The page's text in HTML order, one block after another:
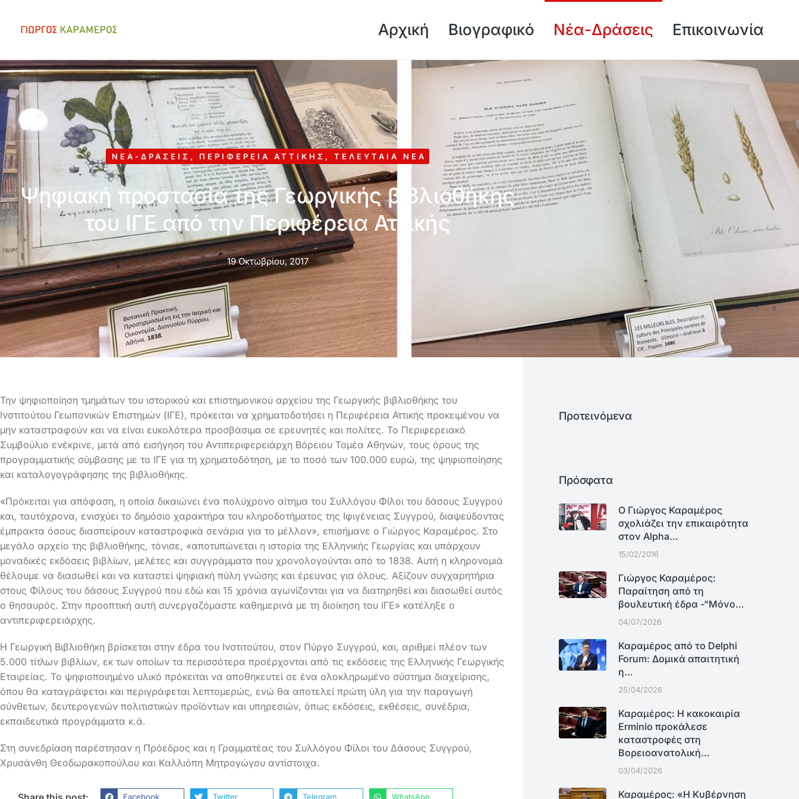
Αρχική Βιογραφικό Νέα-Δράσεις Επικοινωνία
ΝΈΑ-ΔΡΆΣΕΙΣ , ΠΕΡΙΦΈΡΕΙΑ ΑΤΤΙΚΉΣ , ΤΕΛΕΥΤΑΊΑ ΝΈΑ
Ψηφιακή προστασία της Γεωργικής βιβλιοθήκης
του ΙΓΕ από την Περιφέρεια Αττικής
19 Οκτωβρίου, 2017
Την ψηφιοποίηση τμημάτων του ιστορικού και επιστημονικού αρχείου της Γεωργικής βιβλιοθήκης του
Ινστιτούτου Γεωπονικών Επιστημών (ΙΓΕ), πρόκειται να χρηματοδοτήσει η Περιφέρεια Αττικής προκειμένου να
μην καταστραφούν και να είναι ευκολότερα προσβάσιμα σε ερευνητές και πολίτες. Το Περιφερειακό
Συμβούλιο ενέκρινε, μετά από εισήγηση του Αντιπεριφερειάρχη Βόρειου Τομέα Αθηνών, τους όρους της
προγραμματικής σύμβασης με το ΙΓΕ για τη χρηματοδότηση, με το ποσό των 100.000 ευρώ, της ψηφιοποίησης
και καταλογογράφησης της βιβλιοθήκης.
«Πρόκειται για απόφαση, η οποία δικαιώνει ένα πολύχρονο αίτημα του Συλλόγου Φίλοι του δάσους Συγγρού
και, ταυτόχρονα, ενισχύει το δημόσιο χαρακτήρα του κληροδοτήματος της Ιφιγένειας Συγγρού, διαψεύδοντας
έμπρακτα όσους διασπείρουν καταστροφικά σενάρια για το μέλλον», επισήμανε ο Γιώργος Καραμέρος. Στο
μεγάλο αρχείο της βιβλιοθήκης, τόνισε, «αποτυπώνεται η ιστορία της Ελληνικής Γεωργίας και υπάρχουν
μοναδικές εκδόσεις βιβλίων, μελέτες και συγγράμματα που χρονολογούνται από το 1838. Αυτή η κληρονομιά
θέλουμε να διασωθεί και να καταστεί ψηφιακή πύλη γνώσης και έρευνας για όλους. Αξίζουν συγχαρητήρια
στους Φίλους του δάσους Συγγρού που εδώ και 15 χρόνια αγωνίζονται για να διατηρηθεί και διασωθεί αυτός
ο θησαυρός. Στην προοπτική αυτή συνεργαζόμαστε καθημερινά με τη διοίκηση του ΙΓΕ» κατέληξε ο
αντιπεριφερειάρχης.
Η Γεωργική Βιβλιοθήκη βρίσκεται στην έδρα του Ινστιτούτου, στον Πύργο Συγγρού, και, αριθμεί πλέον των
5.000 τίτλων βιβλίων, εκ των οποίων τα περισσότερα προέρχονται από τις εκδόσεις της Ελληνικής Γεωργικής
Εταιρείας. Το ψηφιοποιημένο υλικό πρόκειται να αποθηκευτεί σε ένα ολοκληρωμένο σύστημα διαχείρισης,
όπου θα καταγράφεται και περιγράφεται λεπτομερώς, ενώ θα αποτελεί πρώτη ύλη για την παραγωγή
σύνθετων, δευτερογενών πολιτιστικών προϊόντων και υπηρεσιών, όπως εκδόσεις, εκθέσεις, συνέδρια,
εκπαιδευτικά προγράμματα κ.ά.
Στη συνεδρίαση παρέστησαν η Πρόεδρος και η Γραμματέας του Συλλόγου Φίλοι του Δάσους Συγγρού,
Χρυσάνθη Θεοδωρακοπούλου και Καλλιόπη Μητρογώγου αντίστοιχα.
Facebook Twitter Telegram WhatsApp
Προτεινόμενα
Πρόσφατα
Ο Γιώργος Καραμέρος
σχολιάζει την επικαιρότητα
στον Alpha…
15/02/2016
Γιώργος Καραμέρος:
Παραίτηση από τη
βουλευτική έδρα -“Μόνο…
04/07/2026
Καραμέρος από το Delphi
Forum: Δομικά απαιτητική
η…
25/04/2026
Καραμέρος: Η κακοκαιρία
Erminio προκάλεσε
καταστροφές στη
Βορειοανατολική…
03/04/2026
Καραμέρος: «Η Κυβέρνηση